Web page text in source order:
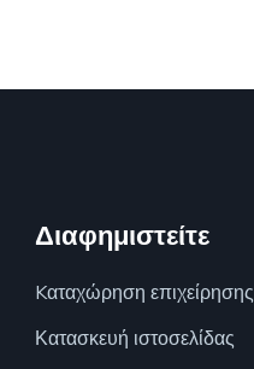
Διαφημιστείτε
Kαταχώρηση επιχείρησης
Κατασκευή ιστοσελίδας